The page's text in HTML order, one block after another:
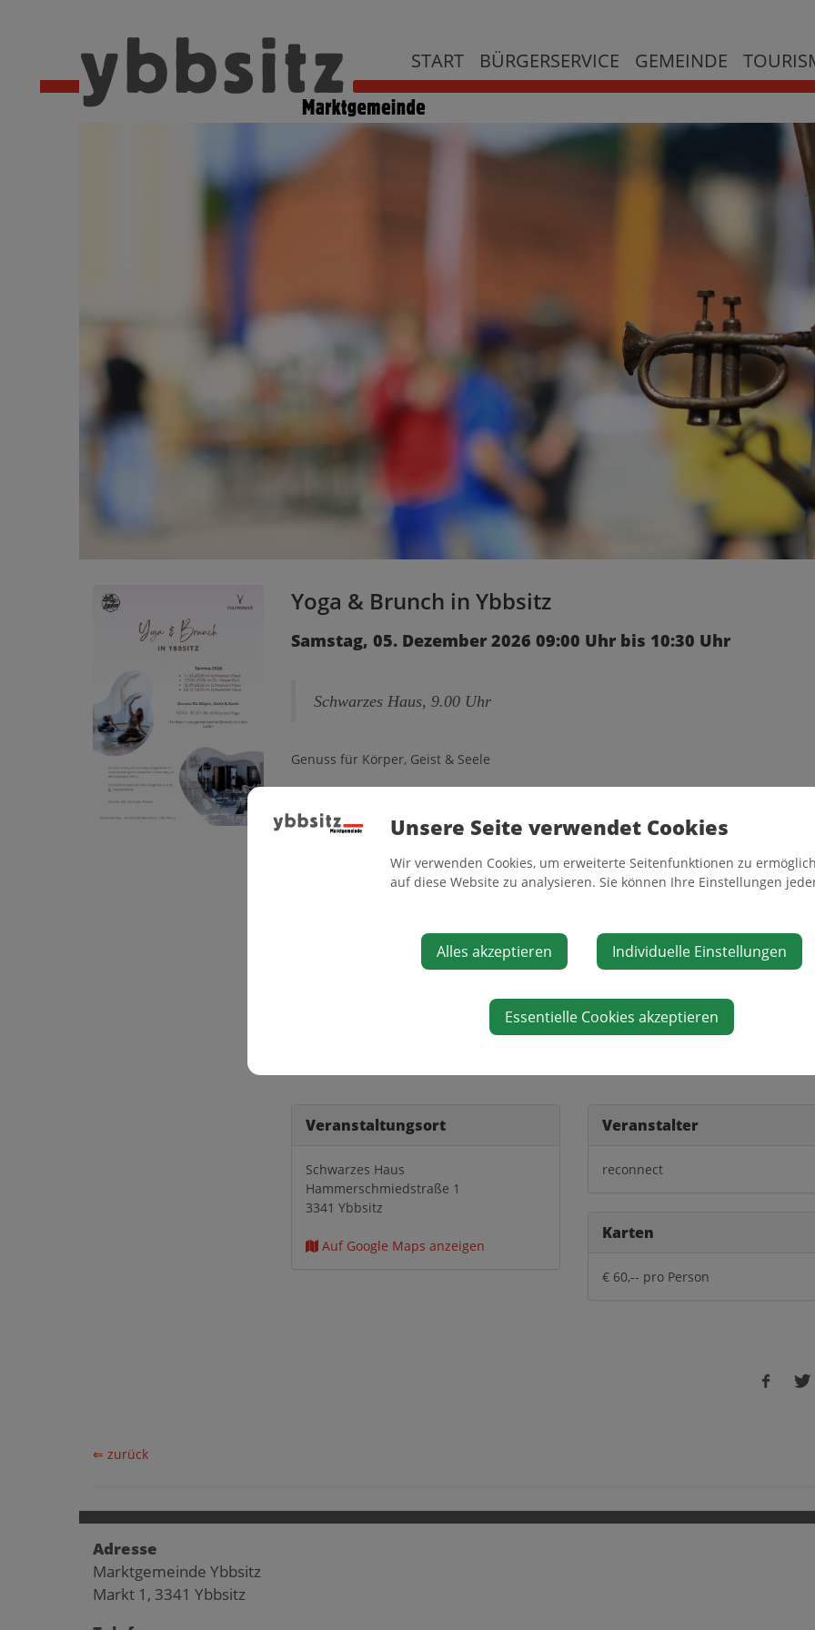
START BÜRGERSERVICE GEMEINDE
Yoga & Brunch in Ybbsitz
Samstag, 05. Dezember 2026 09:00 Uhr bis 10:30 Uhr
Schwarzes Haus, 9.00 Uhr
Genuss für Körper, Geist & Seele
14.03. im Schwarzen Haus
05.12. im Schwarzen Haus
Infos & Anmeldung bei Carina Wögerbauer, Tel. 0664 / 578 9006
Veranstaltungsort
Schwarzes Haus
Hammerschmiedstraße 1
3341 Ybbsitz
Auf Google Maps anzeigen
Veranstalter
reconnect
Karten
€ 60,-- pro Person
⇐ zurück
Adresse
Marktgemeinde Ybbsitz
Markt 1, 3341 Ybbsitz
Unsere Seite verwendet Cookies
Wir verwenden Cookies, um erweiterte Seitenfunktionen zu
auf diese Website zu analysieren. Sie können Ihre Einstellungen
Alles akzeptieren Individuelle Einstellungen
Essentielle Cookies akzeptieren